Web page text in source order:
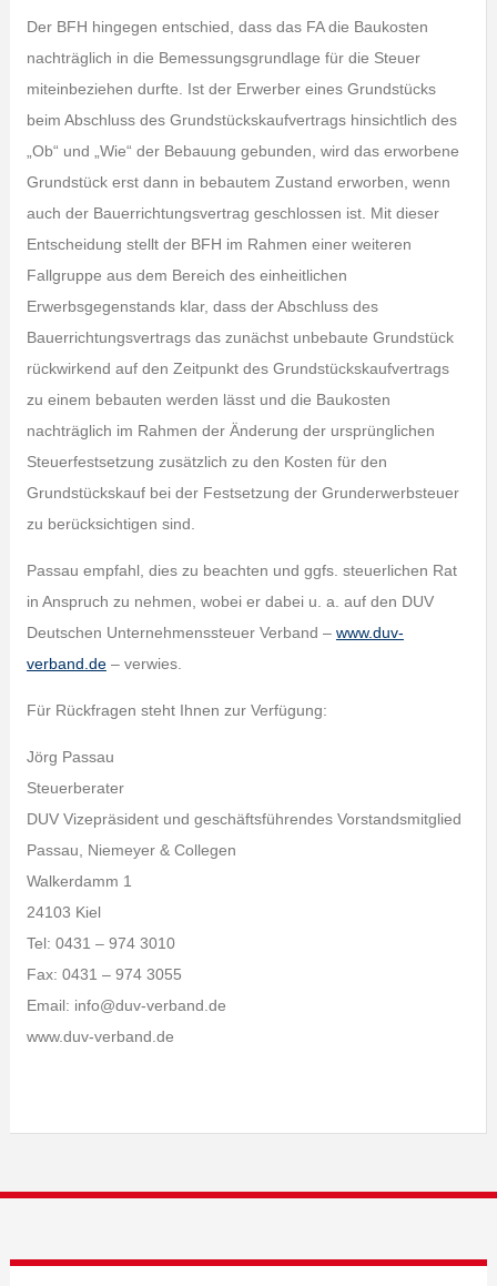
Der BFH hingegen entschied, dass das FA die Baukosten
nachträglich in die Bemessungsgrundlage für die Steuer
miteinbeziehen durfte. Ist der Erwerber eines Grundstücks
beim Abschluss des Grundstückskaufvertrags hinsichtlich des
„Ob“ und „Wie“ der Bebauung gebunden, wird das erworbene
Grundstück erst dann in bebautem Zustand erworben, wenn
auch der Bauerrichtungsvertrag geschlossen ist. Mit dieser
Entscheidung stellt der BFH im Rahmen einer weiteren
Fallgruppe aus dem Bereich des einheitlichen
Erwerbsgegenstands klar, dass der Abschluss des
Bauerrichtungsvertrags das zunächst unbebaute Grundstück
rückwirkend auf den Zeitpunkt des Grundstückskaufvertrags
zu einem bebauten werden lässt und die Baukosten
nachträglich im Rahmen der Änderung der ursprünglichen
Steuerfestsetzung zusätzlich zu den Kosten für den
Grundstückskauf bei der Festsetzung der Grunderwerbsteuer
zu berücksichtigen sind.
Passau empfahl, dies zu beachten und ggfs. steuerlichen Rat
in Anspruch zu nehmen, wobei er dabei u. a. auf den DUV
Deutschen Unternehmenssteuer Verband – www.duv-
verband.de– verwies.
Für Rückfragen steht Ihnen zur Verfügung:
Jörg Passau
Steuerberater
DUV Vizepräsident und geschäftsführendes Vorstandsmitglied
Passau, Niemeyer & Collegen
Walkerdamm 1
24103 Kiel
Tel: 0431 – 974 3010
Fax: 0431 – 974 3055
Email: info@duv-verband.de
www.duv-verband.de